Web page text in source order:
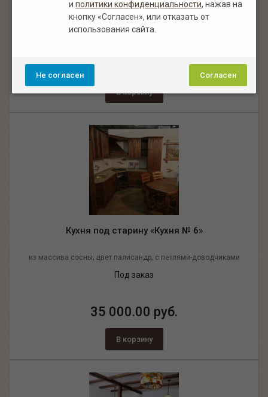
из массива сосны,с элементами ковки,цвет палисандр
Под заказ
15 000.00 руб.
В корзину
Кухня под старину «Кухня № 6»
из массива сосны, цвет палисандр, с петлями-доводчиками
Под заказ
35 000.00 руб.
В корзину
и политики конфиденциальности, нажав на
кнопку «Согласен», или отказать от
использования сайта.
Согласен
Не согласен